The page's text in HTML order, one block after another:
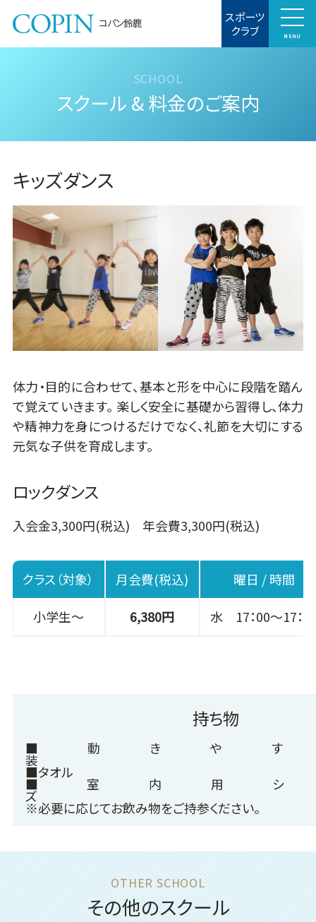
コパン鈴鹿 スポーツ
クラブ MENU
スクール & 料金のご案内
キッズダンス
体力・目的に合わせて、基本と形を中心に段階を踏ん
で覚えていきます。 楽しく安全に基礎から習得し、体力
や精神力を身につけるだけでなく、礼節を大切にする
元気な子供を育成します。
ロックダンス
入会金3,300円(税込) 年会費3,300円(税込)
クラス（対象） 月会費(税込) 曜日 / 時間
小学生～ 6,380円 水 17：00～17：
持ち物
■動きやす
■タオ
■室内用シ
※必要に応じてお飲み物をご持参ください。
その他のスクール